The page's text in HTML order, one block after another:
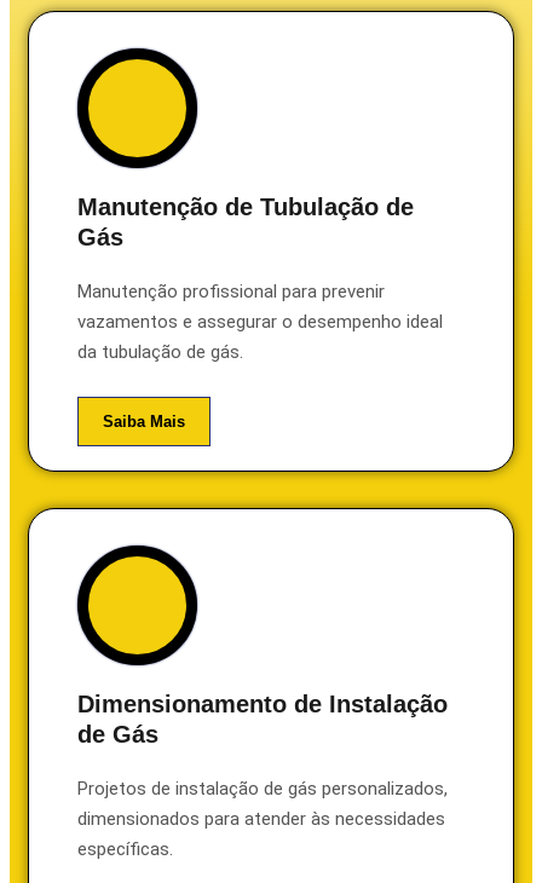
Manutenção de Tubulação de
Gás
Manutenção profissional para prevenir
vazamentos e assegurar o desempenho ideal
da tubulação de gás.
Saiba Mais
Dimensionamento de Instalação
de Gás
Projetos de instalação de gás personalizados,
dimensionados para atender às necessidades
específicas.